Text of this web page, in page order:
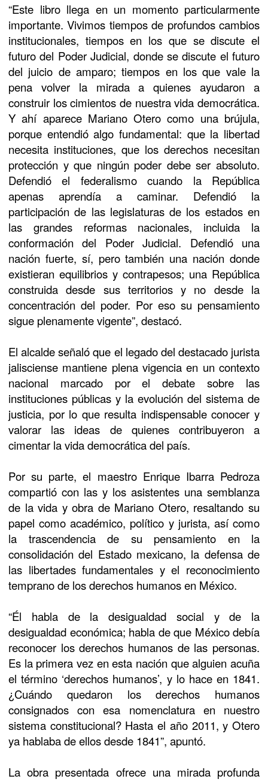
“Este libro llega en un momento particularmente
importante. Vivimos tiempos de profundos cambios
institucionales, tiempos en los que se discute el
futuro del Poder Judicial, donde se discute el futuro
del juicio de amparo; tiempos en los que vale la
pena volver la mirada a quienes ayudaron a
construir los cimientos de nuestra vida democrática.
Y ahí aparece Mariano Otero como una brújula,
porque entendió algo fundamental: que la libertad
necesita instituciones, que los derechos necesitan
protección y que ningún poder debe ser absoluto.
Defendió el federalismo cuando la República
apenas aprendía a caminar. Defendió la
participación de las legislaturas de los estados en
las grandes reformas nacionales, incluida la
conformación del Poder Judicial. Defendió una
nación fuerte, sí, pero también una nación donde
existieran equilibrios y contrapesos; una República
construida desde sus territorios y no desde la
concentración del poder. Por eso su pensamiento
sigue plenamente vigente”, destacó.
El alcalde señaló que el legado del destacado jurista
jalisciense mantiene plena vigencia en un contexto
nacional marcado por el debate sobre las
instituciones públicas y la evolución del sistema de
justicia, por lo que resulta indispensable conocer y
valorar las ideas de quienes contribuyeron a
cimentar la vida democrática del país.
Por su parte, el maestro Enrique Ibarra Pedroza
compartió con las y los asistentes una semblanza
de la vida y obra de Mariano Otero, resaltando su
papel como académico, político y jurista, así como
la trascendencia de su pensamiento en la
consolidación del Estado mexicano, la defensa de
las libertades fundamentales y el reconocimiento
temprano de los derechos humanos en México.
“Él habla de la desigualdad social y de la
desigualdad económica; habla de que México debía
reconocer los derechos humanos de las personas.
Es la primera vez en esta nación que alguien acuña
el término ‘derechos humanos’, y lo hace en 1841.
¿Cuándo quedaron los derechos humanos
consignados con esa nomenclatura en nuestro
sistema constitucional? Hasta el año 2011, y Otero
ya hablaba de ellos desde 1841”, apuntó.
La obra presentada ofrece una mirada profunda